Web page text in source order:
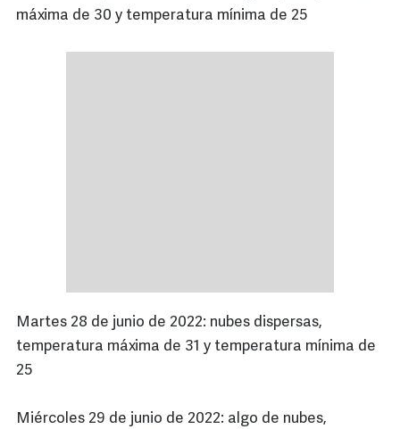
máxima de 30 y temperatura mínima de 25
Martes 28 de junio de 2022: nubes dispersas,
temperatura máxima de 31 y temperatura mínima de
25
Miércoles 29 de junio de 2022: algo de nubes,